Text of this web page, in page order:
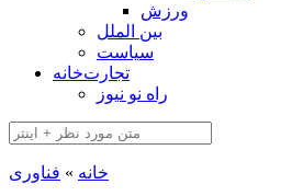
ورزش
بین الملل
سیاست
تجارت‌خانه
راه نو نیوز
خانه » فناوری